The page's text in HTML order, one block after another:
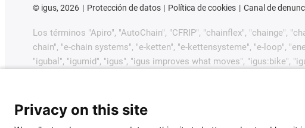
© igus, 2026 Protección de datos Política de cookies Canal de
Los términos "Apiro", "AutoChain", "CFRIP", "chainflex", "chainge",
chain", "e-chain systems", "e-ketten", "e-kettensysteme", "e-loop",
"igubal", "igumid", "igus", "igus improves what moves", "igus:bike",
GmbH/Colonia en la República Federal de Alemania y
comerciales pendientes o marcas comerciales registradas) de
Privacy on this site